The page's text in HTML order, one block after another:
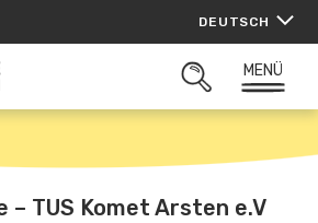
DEUTSCH
SUCHFELD
MENÜ
TUS Komet Arsten e.V